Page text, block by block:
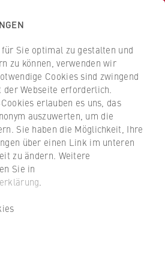
an den
3 Öffentliche
Rechtspflege und
aktuellen Informationen
im Bereich
Law oder Security
Sie optimal zu gestalten und
zu können, verwenden wir
Cookies sind zwingend
Webseite erforderlich.
erlauben es uns, das
auszuwerten, um die
Sie haben die Möglichkeit, Ihre
über einen Link im unteren
zu ändern. Weitere
Sie in